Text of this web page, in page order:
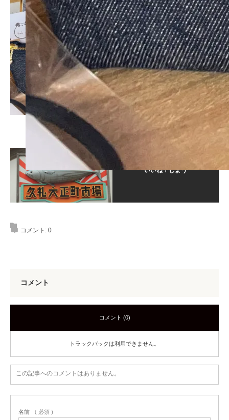
いいね！しよう
コメント: 0
コメント
コメント (0)
トラックバックは利用できません。
この記事へのコメントはありません。
名前 ( 必須 )